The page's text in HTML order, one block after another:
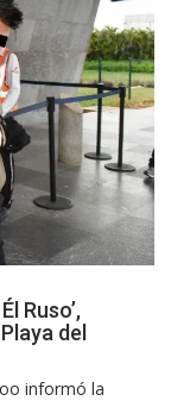
Ruso’,
del
informó la